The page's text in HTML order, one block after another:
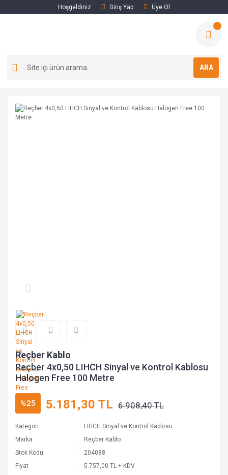
Hoşgeldiniz Giriş Yap Üye Ol
ARA
Reçber Kablo
Reçber 4x0,50 LIHCH Sinyal ve Kontrol Kablosu
Halogen Free 100 Metre
%25 5.181,30 TL 6.908,40 TL
Kategori
LIHCH Sinyal ve Kontrol Kablosu
Marka
Reçber Kablo
Stok Kodu
204088
Fiyat
5.757,00 TL + KDV